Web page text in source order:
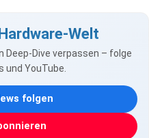
Welt
Deep-Dive verpassen – folge
und YouTube.
folgen